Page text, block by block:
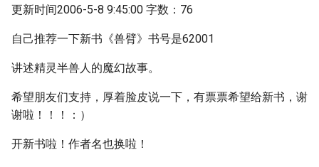
更新时间2006-5-8 9:45:00 字数：76
自己推荐一下新书《兽臂》书号是62001
讲述精灵半兽人的魔幻故事。
希望朋友们支持，厚着脸皮说一下，有票票希望给新书，谢
谢啦！！！：）
开新书啦！作者名也换啦！